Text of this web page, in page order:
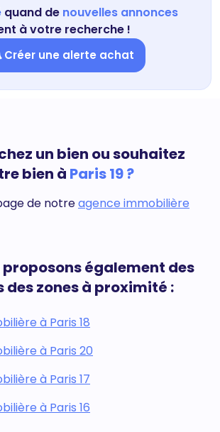
quand de nouvelles annonces
à votre recherche !
Créer une alerte achat
un bien ou souhaitez
bien à Paris 19 ?
de notreagence immobilière
proposons également des
des zones à proximité :
à Paris 18
à Paris 20
à Paris 17
à Paris 16